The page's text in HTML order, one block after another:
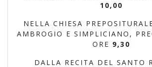
10,00
NELLA CHIESA
AMBROGIO E SIMPLICIANO,
ORE 9,30
DALLA RECITA DEL SANTO